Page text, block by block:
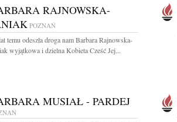
RAJNOWSKA-
POZNAŃ
temu odeszła droga nam Barbara Rajnowska-
wyjątkowa i dzielna Kobieta Cześć Jej...
MUSIAŁ - PARDEJ